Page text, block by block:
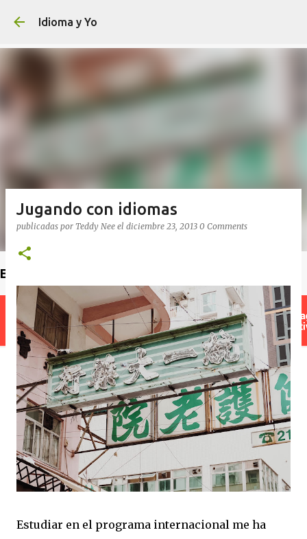
Idioma y Yo
Encuentra un profesor
Jugando con idiomas
publicadas por Teddy Nee el diciembre 23, 2013 0 Comments
Estudiar en el programa internacional me ha